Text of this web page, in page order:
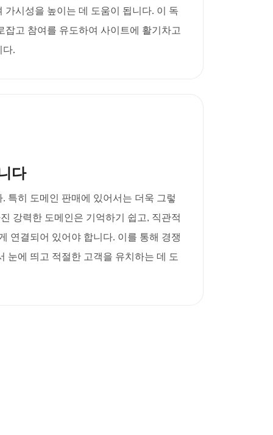
가시성을 높이는 데 도움이 됩니다. 이 독
잡고 참여를 유도하여 사이트에 활기차고
다.
다
특히 도메인 판매에 있어서는 더욱 그렇
강력한 도메인은 기억하기 쉽고, 직관적
연결되어 있어야 합니다. 이를 통해 경쟁
눈에 띄고 적절한 고객을 유치하는 데 도